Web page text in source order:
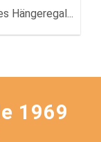
Hängeregal...
1969